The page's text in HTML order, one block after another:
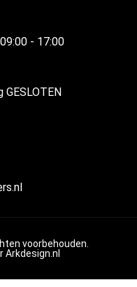
- 17:00
GESLOTEN
voorbehouden.
Arkdesign.nl